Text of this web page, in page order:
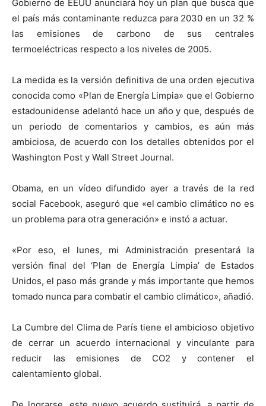
Gobierno de EEUU anunciará hoy un plan que busca que
el país más contaminante reduzca para 2030 en un 32 %
las emisiones de carbono de sus centrales
termoeléctricas respecto a los niveles de 2005.
La medida es la versión definitiva de una orden ejecutiva
conocida como «Plan de Energía Limpia» que el Gobierno
estadounidense adelantó hace un año y que, después de
un periodo de comentarios y cambios, es aún más
ambiciosa, de acuerdo con los detalles obtenidos por el
Washington Post y Wall Street Journal.
Obama, en un vídeo difundido ayer a través de la red
social Facebook, aseguró que «el cambio climático no es
un problema para otra generación» e instó a actuar.
«Por eso, el lunes, mi Administración presentará la
versión final del ‘Plan de Energía Limpia’ de Estados
Unidos, el paso más grande y más importante que hemos
tomado nunca para combatir el cambio climático», añadió.
La Cumbre del Clima de París tiene el ambicioso objetivo
de cerrar un acuerdo internacional y vinculante para
reducir las emisiones de CO2 y contener el
calentamiento global.